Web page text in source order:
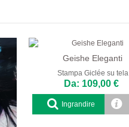
Geishe Eleganti
Stampa Giclée su tela
Da: 109,00 €
Ingrandire